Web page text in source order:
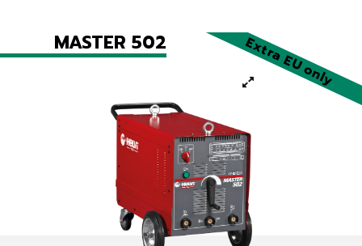
Extra EU only
MASTER 502